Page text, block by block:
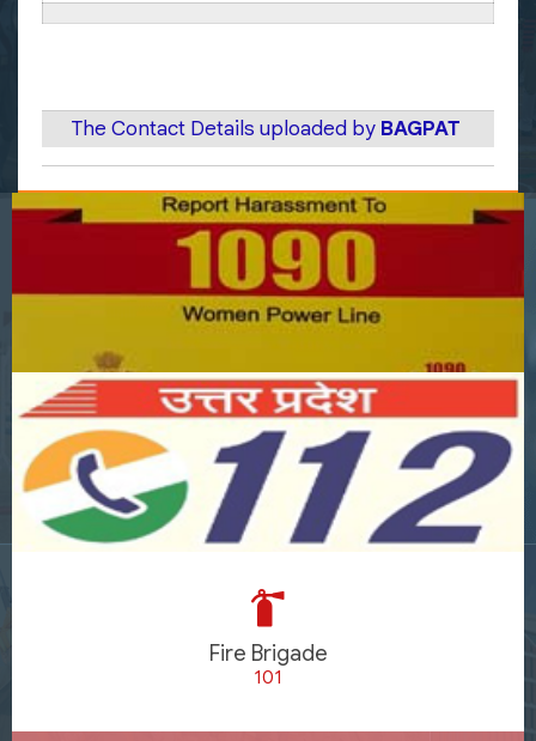
The Contact Details uploaded by BAGPAT
Fire Brigade
101